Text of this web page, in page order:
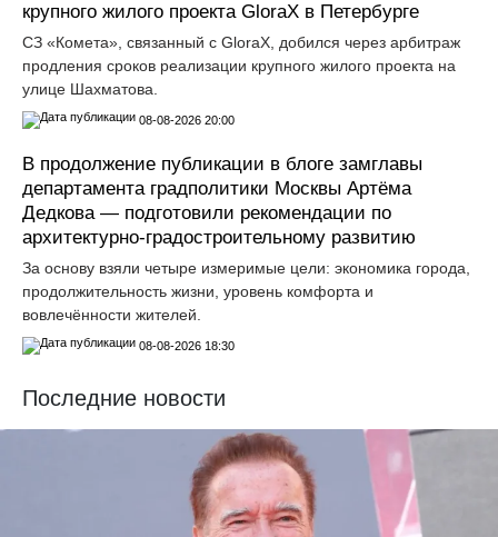
крупного жилого проекта GloraX в Петербурге
СЗ «Комета», связанный с GloraX, добился через арбитраж
продления сроков реализации крупного жилого проекта на
улице Шахматова.
08-08-2026 20:00
В продолжение публикации в блоге замглавы
департамента градполитики Москвы Артёма
Дедкова — подготовили рекомендации по
архитектурно-градостроительному развитию
За основу взяли четыре измеримые цели: экономика города,
продолжительность жизни, уровень комфорта и
вовлечённости жителей.
08-08-2026 18:30
Последние новости